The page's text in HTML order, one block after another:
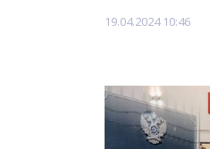
19.04.2024 10:46